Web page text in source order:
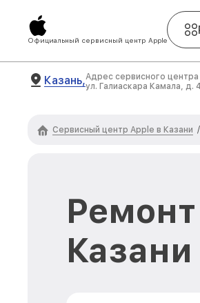
Официальный сервисный центр Apple
Казань,Адрес сервисного центра
ул. Галиаскара Камала, д.
Сервисный центр Apple в Казани /
Казани